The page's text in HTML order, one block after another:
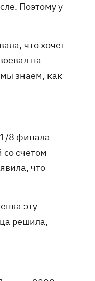
Поэтому у
что хочет
на
знаем, как
1/8 финала
счетом
что
эту
решила,